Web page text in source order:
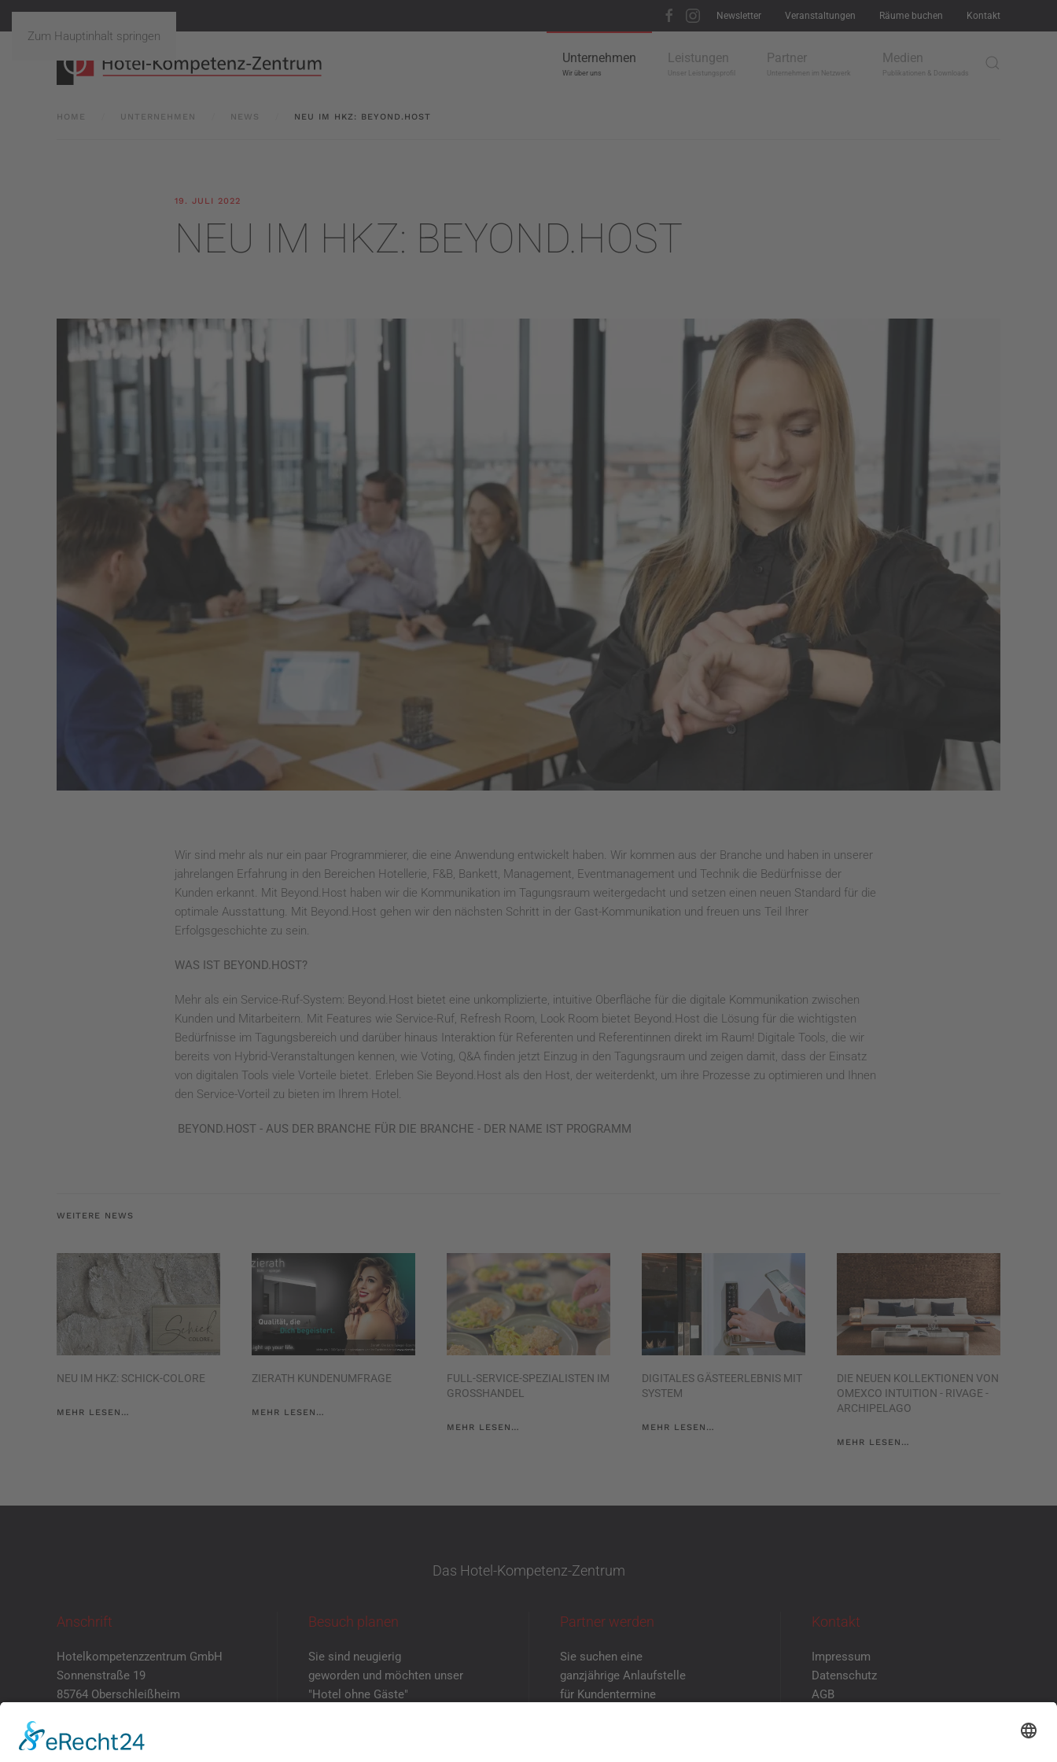
Zum Hauptinhalt springen
Newsletter Veranstaltungen Räume buchen Kontakt
Unternehmen
Wir über uns
Leistungen
Unser Leistungsprofil
Partner
Unternehmen im Netzwerk
Medien
Publikationen & Downloads
HOME UNTERNEHMEN NEWS NEU IM HKZ: BEYOND.HOST
19. JULI 2022
NEU IM HKZ: BEYOND.HOST
Wir sind mehr als nur ein paar Programmierer, die eine Anwendung entwickelt haben. Wir kommen aus der Branche und haben in unserer
jahrelangen Erfahrung in den Bereichen Hotellerie, F&B, Bankett, Management, Eventmanagement und Technik die Bedürfnisse der
Kunden erkannt. Mit Beyond.Host haben wir die Kommunikation im Tagungsraum weitergedacht und setzen einen neuen Standard für die
optimale Ausstattung. Mit Beyond.Host gehen wir den nächsten Schritt in der Gast-Kommunikation und freuen uns Teil Ihrer
Erfolgsgeschichte zu sein.
WAS IST BEYOND.HOST?
Mehr als ein Service-Ruf-System: Beyond.Host bietet eine unkomplizierte, intuitive Oberfläche für die digitale Kommunikation zwischen
Kunden und Mitarbeitern. Mit Features wie Service-Ruf, Refresh Room, Look Room bietet Beyond.Host die Lösung für die wichtigsten
Bedürfnisse im Tagungsbereich und darüber hinaus Interaktion für Referenten und Referentinnen direkt im Raum! Digitale Tools, die wir
bereits von Hybrid-Veranstaltungen kennen, wie Voting, Q&A finden jetzt Einzug in den Tagungsraum und zeigen damit, dass der Einsatz
von digitalen Tools viele Vorteile bietet. Erleben Sie Beyond.Host als den Host, der weiterdenkt, um ihre Prozesse zu optimieren und Ihnen
den Service-Vorteil zu bieten im Ihrem Hotel.
BEYOND.HOST - AUS DER BRANCHE FÜR DIE BRANCHE - DER NAME IST PROGRAMM
WEITERE NEWS
NEU IM HKZ: SCHICK-COLORE
MEHR LESEN…
ZIERATH KUNDENUMFRAGE
MEHR LESEN…
FULL-SERVICE-SPEZIALISTEN IM
GROSSHANDEL
MEHR LESEN…
DIGITALES GÄSTEERLEBNIS MIT
SYSTEM
MEHR LESEN…
DIE NEUEN KOLLEKTIONEN VON
OMEXCO INTUITION - RIVAGE -
ARCHIPELAGO
MEHR LESEN…
Das Hotel-Kompetenz-Zentrum
Anschrift
Hotelkompetenzzentrum GmbH
Sonnenstraße 19
85764 Oberschleißheim
+49 89 5505 212 – 69
Besuch planen
Sie sind neugierig
geworden und möchten unser
"Hotel ohne Gäste"
Partner werden
Sie suchen eine
ganzjährige Anlaufstelle
für Kundentermine
Kontakt
Impressum
Datenschutz
AGB